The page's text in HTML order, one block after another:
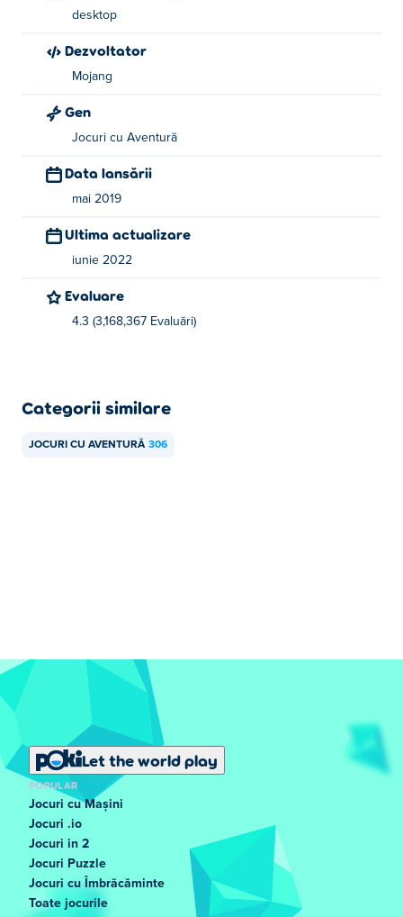
desktop
Dezvoltator
Mojang
Gen
Jocuri cu Aventură
Data lansării
mai 2019
Ultima actualizare
iunie 2022
Evaluare
4.3 (3,168,367 Evaluări)
Categorii similare
JOCURI CU AVENTURĂ 306
Let the world play
POPULAR
Jocuri cu Mașini
Jocuri .io
Jocuri in 2
Jocuri Puzzle
Jocuri cu Îmbrăcăminte
Toate jocurile